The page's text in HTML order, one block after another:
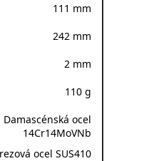
111 mm
242 mm
2 mm
110 g
Damascénská ocel
14Cr14MoVNb
ocel SUS410